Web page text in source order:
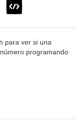
para ver si una
programando